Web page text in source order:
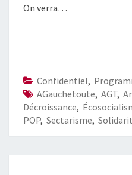
On verra…
Confidentiel,
AGauchetoute, AGT,
Décroissance,
POP, Sectarisme,